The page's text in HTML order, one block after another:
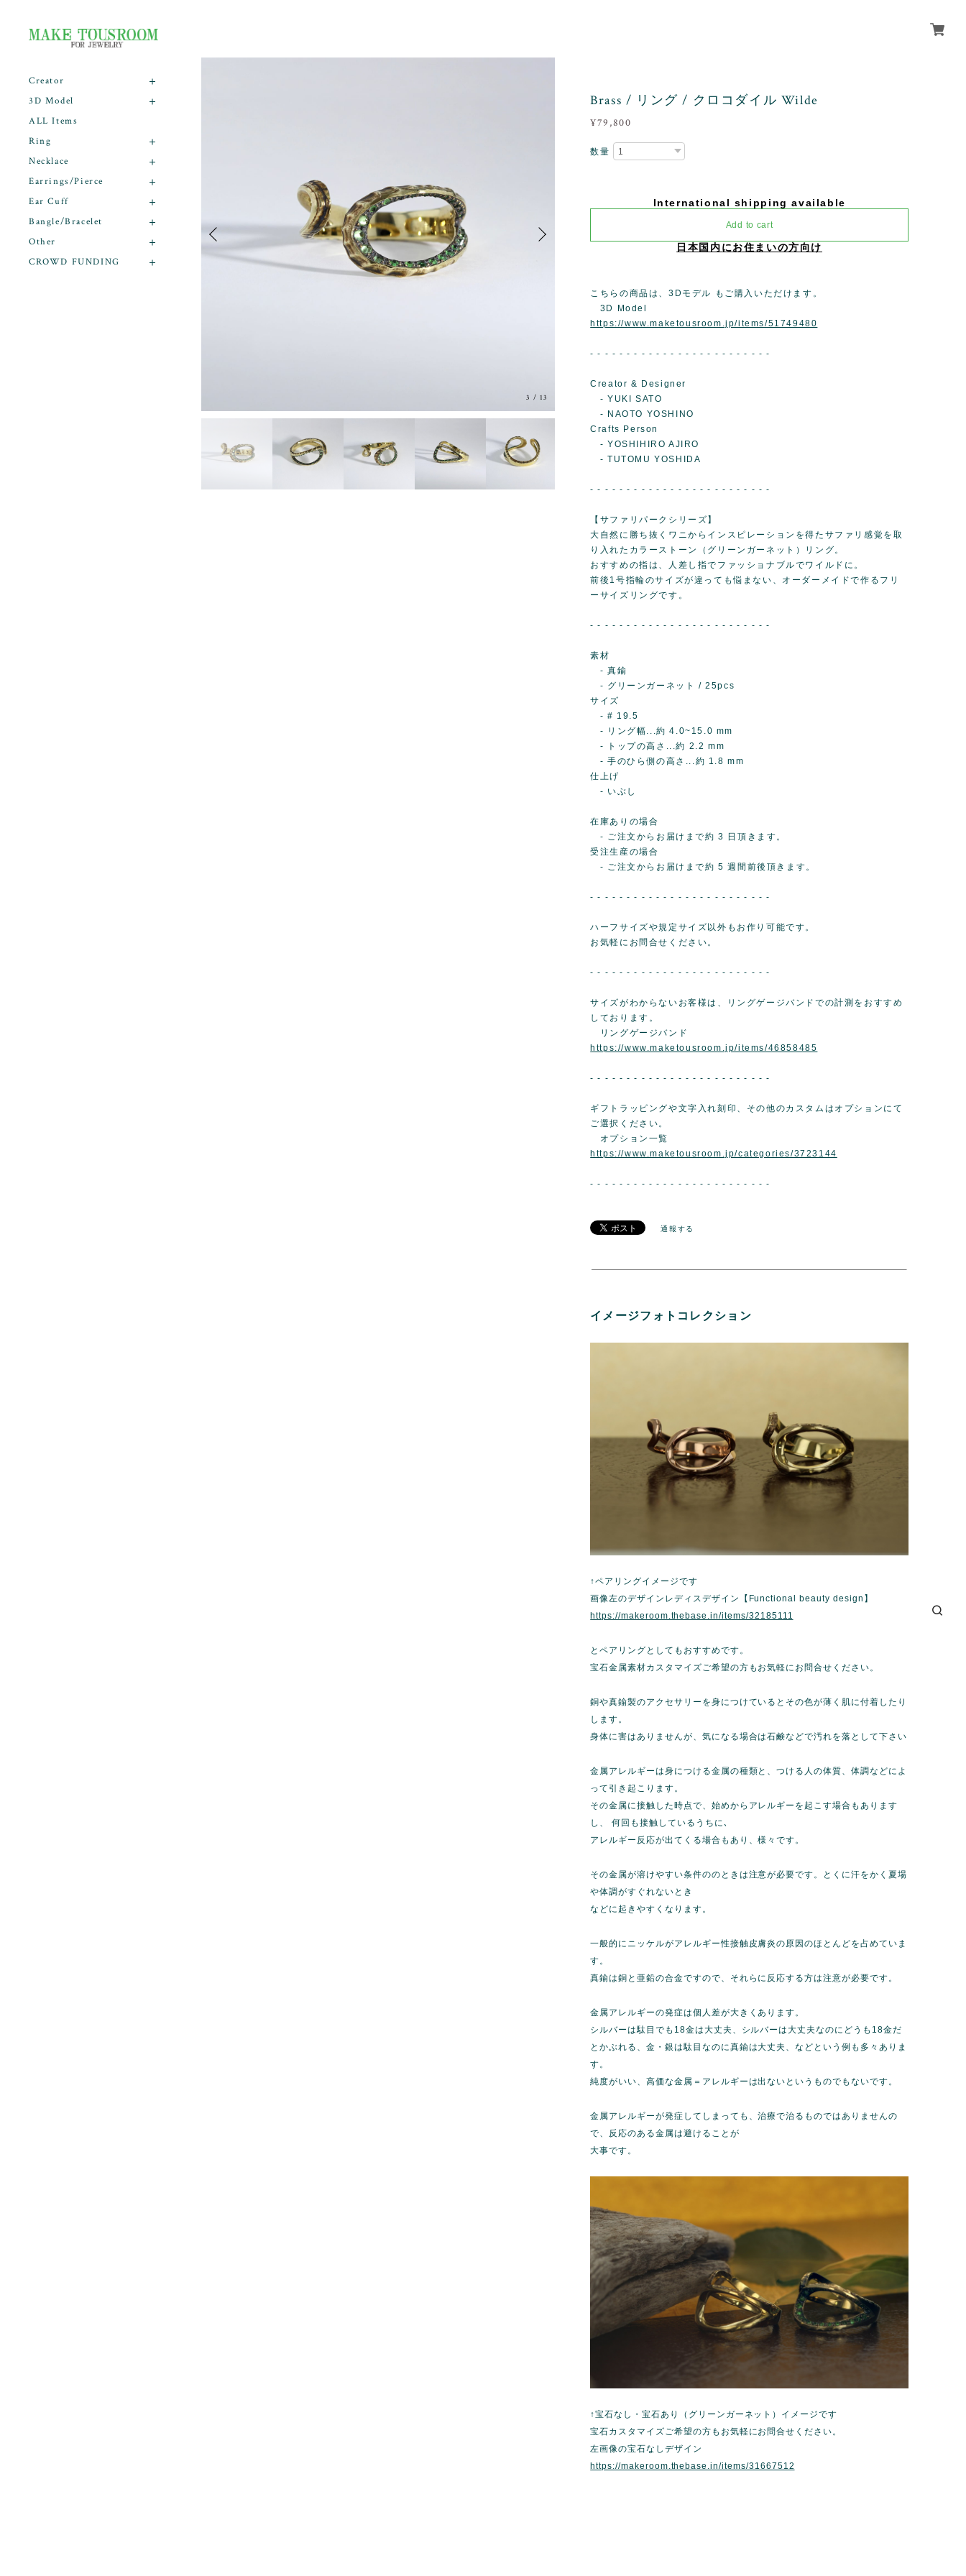
Creator
3D Model
ALL Items
Ring
Necklace
Earrings/Pierce
Ear Cuff
Bangle/Bracelet
Other
CROWD FUNDING
3 / 13
Brass / リング / クロコダイル Wilde
¥79,800
数量
International shipping available
Add to cart
日本国内にお住まいの方向け
こちらの商品は、3Dモデル もご購入いただけます。
3D Model
https://www.maketousroom.jp/items/51749480
- - - - - - - - - - - - - - - - - - - - - - - - -
Creator & Designer
- YUKI SATO
- NAOTO YOSHINO
Crafts Person
- YOSHIHIRO AJIRO
- TUTOMU YOSHIDA
- - - - - - - - - - - - - - - - - - - - - - - - -
【サファリパークシリーズ】
大自然に勝ち抜くワニからインスピレーションを得たサファリ感覚を取
り入れたカラーストーン（グリーンガーネット）リング。
おすすめの指は、人差し指でファッショナブルでワイルドに。
前後1号指輪のサイズが違っても悩まない、オーダーメイドで作るフリ
ーサイズリングです。
- - - - - - - - - - - - - - - - - - - - - - - - -
素材
- 真鍮
- グリーンガーネット / 25pcs
サイズ
- # 19.5
- リング幅...約 4.0~15.0 mm
- トップの高さ...約 2.2 mm
- 手のひら側の高さ...約 1.8 mm
仕上げ
- いぶし
在庫ありの場合
- ご注文からお届けまで約 3 日頂きます。
受注生産の場合
- ご注文からお届けまで約 5 週間前後頂きます。
- - - - - - - - - - - - - - - - - - - - - - - - -
ハーフサイズや規定サイズ以外もお作り可能です。
お気軽にお問合せください。
- - - - - - - - - - - - - - - - - - - - - - - - -
サイズがわからないお客様は、リングゲージバンドでの計測をおすすめ
しております。
リングゲージバンド
https://www.maketousroom.jp/items/46858485
- - - - - - - - - - - - - - - - - - - - - - - - -
ギフトラッピングや文字入れ刻印、その他のカスタムはオプションにて
ご選択ください。
オプション一覧
https://www.maketousroom.jp/categories/3723144
- - - - - - - - - - - - - - - - - - - - - - - - -
通報する
イメージフォトコレクション
↑ペアリングイメージです
画像左のデザインレディスデザイン【Functional beauty design】
https://makeroom.thebase.in/items/32185111
とペアリングとしてもおすすめです。
宝石金属素材カスタマイズご希望の方もお気軽にお問合せください。
銅や真鍮製のアクセサリーを身につけているとその色が薄く肌に付着したり
します。
身体に害はありませんが、気になる場合は石鹸などで汚れを落として下さい
金属アレルギーは身につける金属の種類と、つける人の体質、体調などによ
って引き起こります。
その金属に接触した時点で、始めからアレルギーを起こす場合もあります
し、 何回も接触しているうちに､
アレルギー反応が出てくる場合もあり、様々です。
その金属が溶けやすい条件ののときは注意が必要です。とくに汗をかく夏場
や体調がすぐれないとき
などに起きやすくなります。
一般的にニッケルがアレルギー性接触皮膚炎の原因のほとんどを占めていま
す。
真鍮は銅と亜鉛の合金ですので、それらに反応する方は注意が必要です。
金属アレルギーの発症は個人差が大きくあります。
シルバーは駄目でも18金は大丈夫、シルバーは大丈夫なのにどうも18金だ
とかぶれる、金・銀は駄目なのに真鍮は大丈夫、などという例も多々ありま
す。
純度がいい、高価な金属＝アレルギーは出ないというものでもないです。
金属アレルギーが発症してしまっても、治療で治るものではありませんの
で、反応のある金属は避けることが
大事です。
↑宝石なし・宝石あり（グリーンガーネット）イメージです
宝石カスタマイズご希望の方もお気軽にお問合せください。
左画像の宝石なしデザイン
https://makeroom.thebase.in/items/31667512